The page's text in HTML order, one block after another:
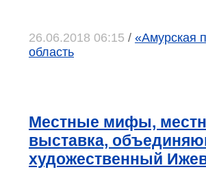
26.06.2018 06:15 / «Амурская
область
Местные мифы,
выставка,
художественный